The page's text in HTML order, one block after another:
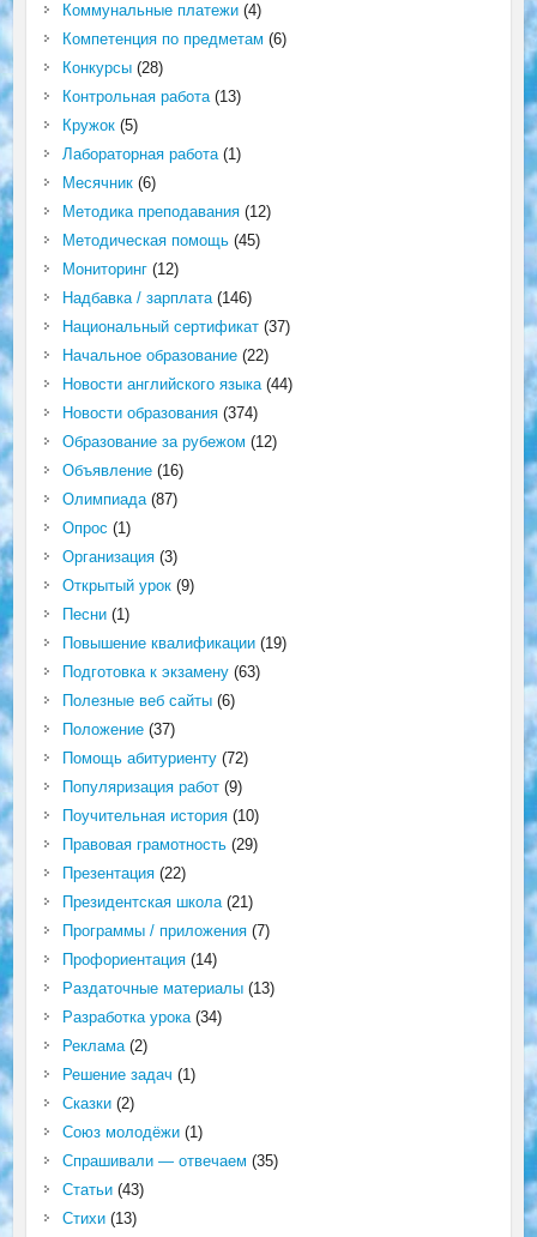
Коммунальные платежи(4)
Компетенция по предметам (6)
Конкурсы(28)
Контрольная работа(13)
Кружок(5)
Лабораторная работа(1)
Месячник(6)
Методика преподавания(12)
Методическая помощь(45)
Мониторинг(12)
Надбавка / зарплата(146)
Национальный сертификат(37)
Начальное образование(22)
Новости английского языка(44)
Новости образования(374)
Образование за рубежом (12)
Объявление(16)
Олимпиада(87)
Опрос (1)
Организация(3)
Открытый урок(9)
Песни(1)
Повышение квалификации(19)
Подготовка к экзамену(63)
Полезные веб сайты(6)
Положение(37)
Помощь абитуриенту(72)
Популяризация работ(9)
Поучительная история(10)
Правовая грамотность(29)
Презентация(22)
Президентская школа(21)
Программы / приложения(7)
Профориентация(14)
Раздаточные материалы(13)
Разработка урока(34)
Реклама(2)
Решение задач (1)
Сказки(2)
Союз молодёжи(1)
Спрашивали — отвечаем (35)
Статьи(43)
Стихи(13)